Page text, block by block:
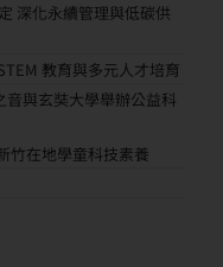
深化永續管理與低碳供
教育與多元人才培育
與玄奘大學舉辦公益科
竹在地學童科技素養